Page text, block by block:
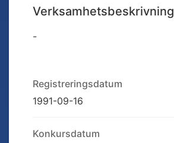
Verksamhetsbeskrivning
-
Registreringsdatum
1991-09-16
Konkursdatum